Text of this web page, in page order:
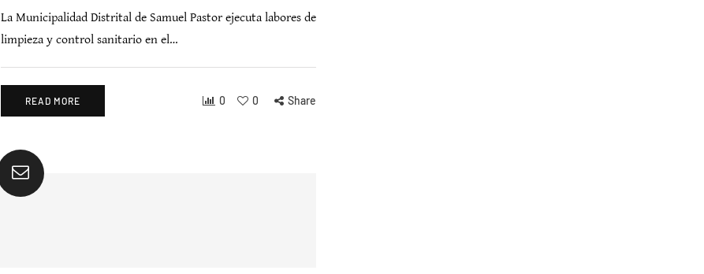
La Municipalidad Distrital de Samuel Pastor ejecuta labores de
limpieza y control sanitario en el…
READ MORE 0 0 Share